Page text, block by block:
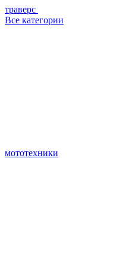
траверс
Все категории
мототехники